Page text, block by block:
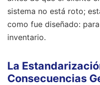
sistema no está roto;
como fue diseñado:
inventario.
La
Consecuencias